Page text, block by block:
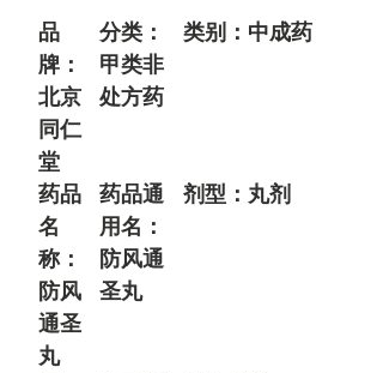
品
牌：
北京
同仁
堂
分类：
甲类非
处方药
类别：中成药
药品
名
称：
防风
通圣
丸
药品通
用名：
防风通
圣丸
剂型：丸剂